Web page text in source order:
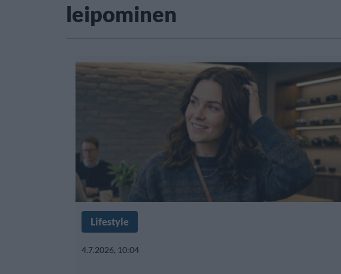
leipominen
Lifestyle
4.7.2026, 10:04